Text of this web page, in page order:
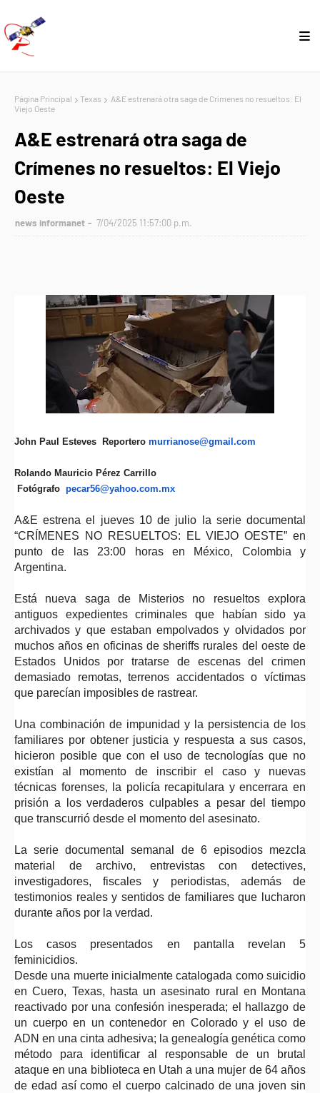
Página Principal Texas
A&E estrenará otra saga de Crímenes no resueltos: El
Viejo Oeste
A&E estrenará otra saga de
Crímenes no resueltos: El Viejo
Oeste
news informanet 7/04/2025 11:57:00 p.m.
John Paul Esteves Reportero murrianose@gmail.com
Rolando Mauricio Pérez Carrillo
Fotógrafo pecar56@yahoo.com.mx
A&E estrena el jueves 10 de julio la serie documental
“CRÍMENES NO RESUELTOS: EL VIEJO OESTE” en
punto de las 23:00 horas en México, Colombia y
Argentina.
Está nueva saga de Misterios no resueltos explora
antiguos expedientes criminales que habían sido ya
archivados y que estaban empolvados y olvidados por
muchos años en oficinas de sheriffs rurales del oeste de
Estados Unidos por tratarse de escenas del crimen
demasiado remotas, terrenos accidentados o víctimas
que parecían imposibles de rastrear.
Una combinación de impunidad y la persistencia de los
familiares por obtener justicia y respuesta a sus casos,
hicieron posible que con el uso de tecnologías que no
existían al momento de inscribir el caso y nuevas
técnicas forenses, la policía recapitulara y encerrara en
prisión a los verdaderos culpables a pesar del tiempo
que transcurrió desde el momento del asesinato.
La serie documental semanal de 6 episodios mezcla
material de archivo, entrevistas con detectives,
investigadores, fiscales y periodistas, además de
testimonios reales y sentidos de familiares que lucharon
durante años por la verdad.
Los casos presentados en pantalla revelan 5
feminicidios.
Desde una muerte inicialmente catalogada como suicidio
en Cuero, Texas, hasta un asesinato rural en Montana
reactivado por una confesión inesperada; el hallazgo de
un cuerpo en un contenedor en Colorado y el uso de
ADN en una cinta adhesiva; la genealogía genética como
método para identificar al responsable de un brutal
ataque en una biblioteca en Utah a una mujer de 64 años
de edad así como el cuerpo calcinado de una joven sin